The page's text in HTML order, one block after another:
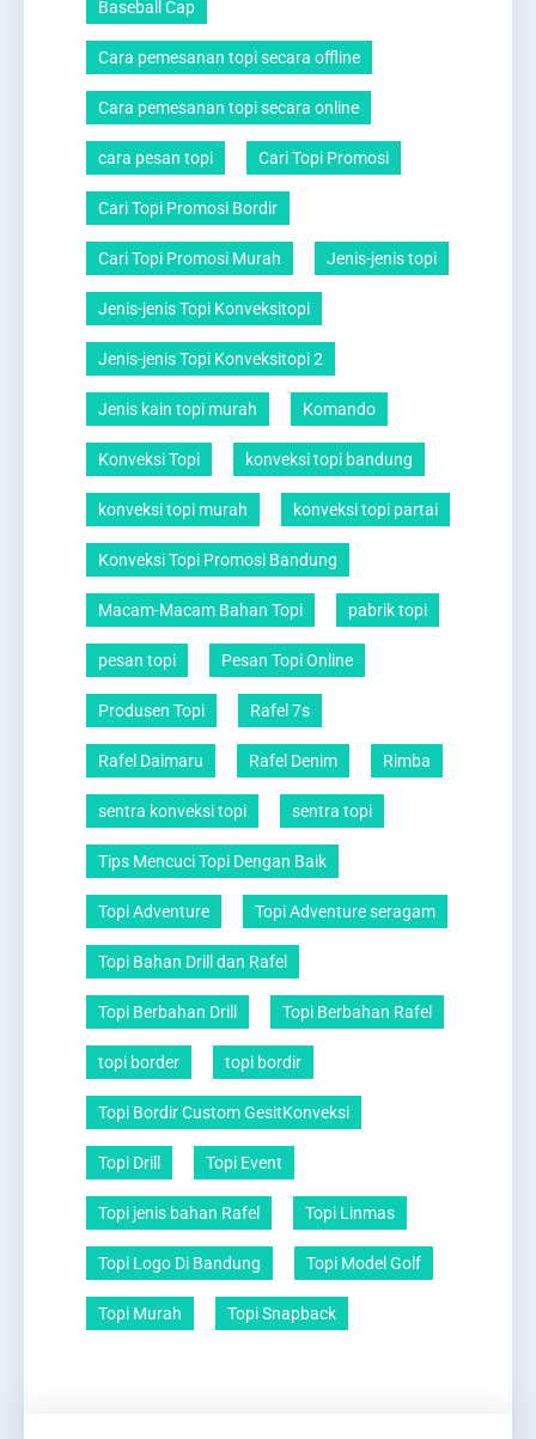
Baseball Cap
Cara pemesanan topi secara offline
Cara pemesanan topi secara online
cara pesan topi Cari Topi Promosi
Cari Topi Promosi Bordir
Cari Topi Promosi Murah Jenis-jenis topi
Jenis-jenis Topi Konveksitopi
Jenis-jenis Topi Konveksitopi 2
Jenis kain topi murah Komando
Konveksi Topi konveksi topi bandung
konveksi topi murah konveksi topi partai
Konveksi Topi Promosi Bandung
Macam-Macam Bahan Topi pabrik topi
pesan topi Pesan Topi Online
Produsen Topi Rafel 7s
Rafel Daimaru Rafel Denim Rimba
sentra konveksi topi sentra topi
Tips Mencuci Topi Dengan Baik
Topi Adventure Topi Adventure seragam
Topi Bahan Drill dan Rafel
Topi Berbahan Drill Topi Berbahan Rafel
topi border topi bordir
Topi Bordir Custom GesitKonveksi
Topi Drill Topi Event
Topi jenis bahan Rafel Topi Linmas
Topi Logo Di Bandung Topi Model Golf
Topi Murah Topi Snapback